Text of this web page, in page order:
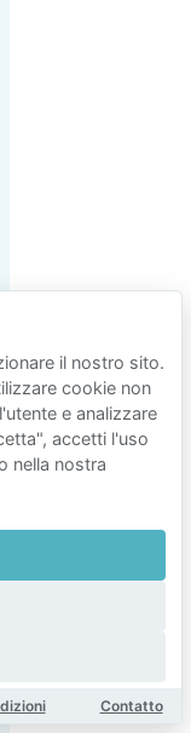
è
a
a
il nostro sito.
cookie non
e analizzare
accetti l'uso
nella nostra
Contatto